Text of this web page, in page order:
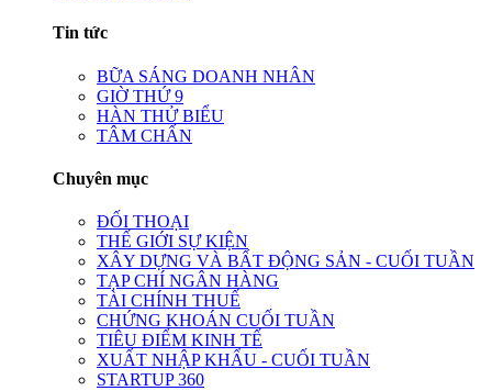
Tin tức
BỮA SÁNG DOANH NHÂN
GIỜ THỨ 9
HÀN THỬ BIỂU
TÂM CHẤN
Chuyên mục
ĐỐI THOẠI
THẾ GIỚI SỰ KIỆN
XÂY DỰNG VÀ BẤT ĐỘNG SẢN - CUỐI TUẦN
TẠP CHÍ NGÂN HÀNG
TÀI CHÍNH THUẾ
CHỨNG KHOÁN CUỐI TUẦN
TIÊU ĐIỂM KINH TẾ
XUẤT NHẬP KHẨU - CUỐI TUẦN
STARTUP 360